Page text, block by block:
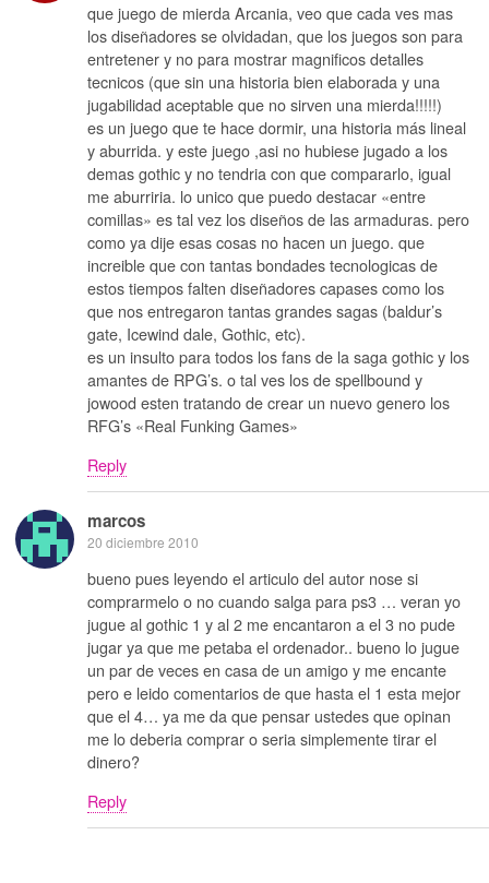
que juego de mierda Arcania, veo que cada ves mas
los diseñadores se olvidadan, que los juegos son para
entretener y no para mostrar magnificos detalles
tecnicos (que sin una historia bien elaborada y una
jugabilidad aceptable que no sirven una mierda!!!!!)
es un juego que te hace dormir, una historia más lineal
y aburrida. y este juego ,asi no hubiese jugado a los
demas gothic y no tendria con que compararlo, igual
me aburriria. lo unico que puedo destacar «entre
comillas» es tal vez los diseños de las armaduras. pero
como ya dije esas cosas no hacen un juego. que
increible que con tantas bondades tecnologicas de
estos tiempos falten diseñadores capases como los
que nos entregaron tantas grandes sagas (baldur’s
gate, Icewind dale, Gothic, etc).
es un insulto para todos los fans de la saga gothic y los
amantes de RPG’s. o tal ves los de spellbound y
jowood esten tratando de crear un nuevo genero los
RFG’s «Real Funking Games»
Reply
marcos
20 diciembre 2010
bueno pues leyendo el articulo del autor nose si
comprarmelo o no cuando salga para ps3 … veran yo
jugue al gothic 1 y al 2 me encantaron a el 3 no pude
jugar ya que me petaba el ordenador.. bueno lo jugue
un par de veces en casa de un amigo y me encante
pero e leido comentarios de que hasta el 1 esta mejor
que el 4… ya me da que pensar ustedes que opinan
me lo deberia comprar o seria simplemente tirar el
dinero?
Reply